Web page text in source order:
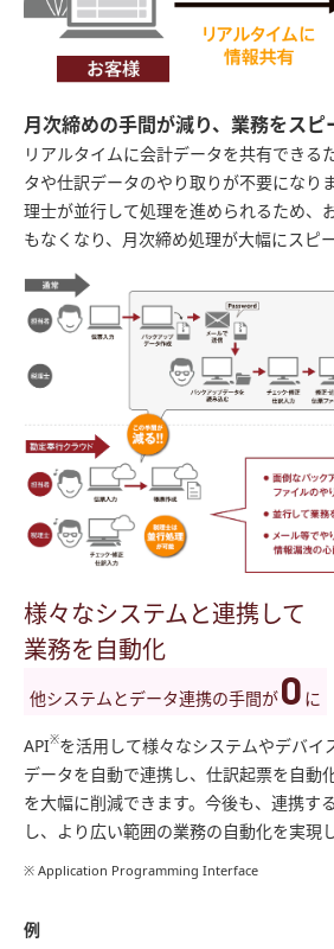
月次締めの手間が減り、業務をスピ
リアルタイムに会計データを共有できる
タや仕訳データのやり取りが不要になり
理士が並行して処理を進められるため、
もなくなり、月次締め処理が大幅にスピ
様々なシステムと連携して
業務を自動化
他システムとデータ連携の手間が 0 に
API※を活用して様々なシステムやデバイ
データを自動で連携し、仕訳起票を自動
を大幅に削減できます。今後も、連携す
し、より広い範囲の業務の自動化を実現
※ Application Programming Interface
例